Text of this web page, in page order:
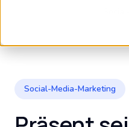
Social-Media-Marketing